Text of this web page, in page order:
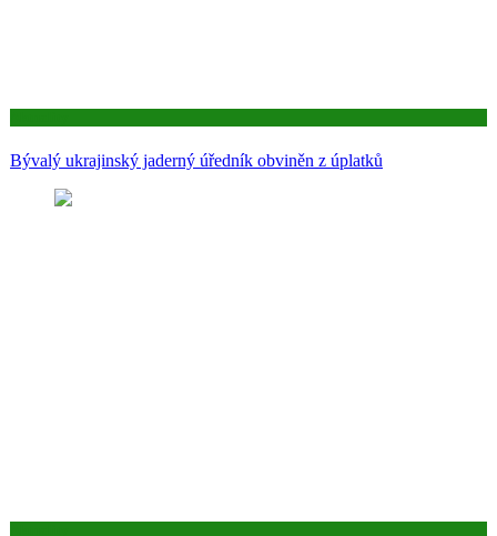
Bývalý ukrajinský jaderný úředník obviněn z úplatků